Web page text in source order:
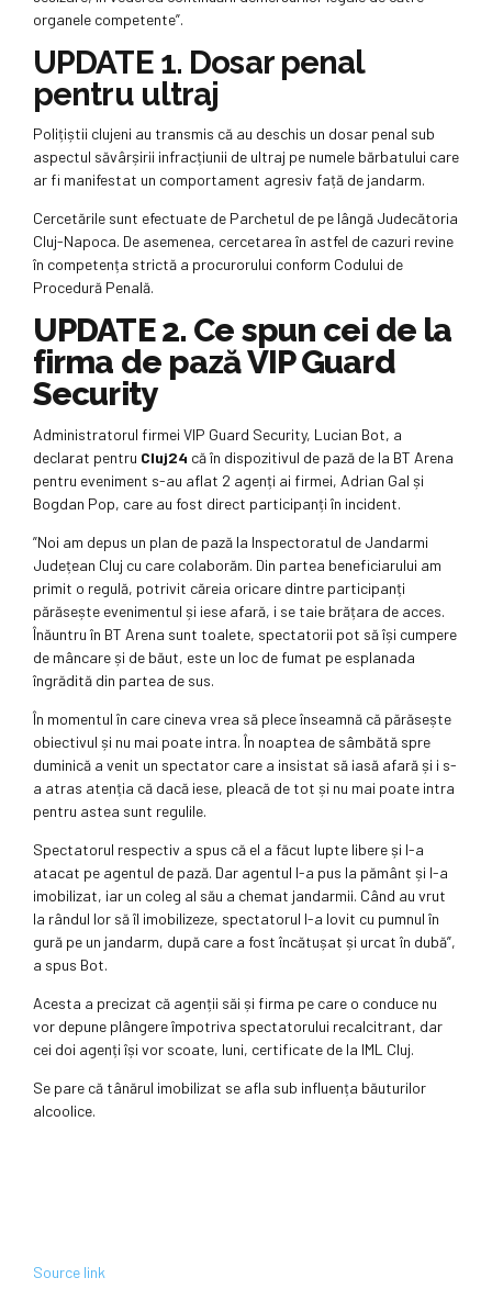
organele competente”.
UPDATE 1. Dosar penal
pentru ultraj
Polițiștii clujeni au transmis că au deschis un dosar penal sub
aspectul săvârșirii infracțiunii de ultraj pe numele bărbatului care
ar fi manifestat un comportament agresiv față de jandarm.
Cercetările sunt efectuate de Parchetul de pe lângă Judecătoria
Cluj-Napoca. De asemenea, cercetarea în astfel de cazuri revine
în competența strictă a procurorului conform Codului de
Procedură Penală.
UPDATE 2. Ce spun cei de la
firma de pază VIP Guard
Security
Administratorul firmei VIP Guard Security, Lucian Bot, a
declarat pentru Cluj24 că în dispozitivul de pază de la BT Arena
pentru eveniment s-au aflat 2 agenți ai firmei, Adrian Gal și
Bogdan Pop, care au fost direct participanți în incident.
”Noi am depus un plan de pază la Inspectoratul de Jandarmi
Județean Cluj cu care colaborăm. Din partea beneficiarului am
primit o regulă, potrivit căreia oricare dintre participanți
părăsește evenimentul și iese afară, i se taie brățara de acces.
Înăuntru în BT Arena sunt toalete, spectatorii pot să își cumpere
de mâncare și de băut, este un loc de fumat pe esplanada
îngrădită din partea de sus.
În momentul în care cineva vrea să plece înseamnă că părăsește
obiectivul și nu mai poate intra. În noaptea de sâmbătă spre
duminică a venit un spectator care a insistat să iasă afară și i s-
a atras atenția că dacă iese, pleacă de tot și nu mai poate intra
pentru astea sunt regulile.
Spectatorul respectiv a spus că el a făcut lupte libere și l-a
atacat pe agentul de pază. Dar agentul l-a pus la pământ și l-a
imobilizat, iar un coleg al său a chemat jandarmii. Când au vrut
la rândul lor să îl imobilizeze, spectatorul l-a lovit cu pumnul în
gură pe un jandarm, după care a fost încătușat și urcat în dubă”,
a spus Bot.
Acesta a precizat că agenții săi și firma pe care o conduce nu
vor depune plângere împotriva spectatorului recalcitrant, dar
cei doi agenți își vor scoate, luni, certificate de la IML Cluj.
Se pare că tânărul imobilizat se afla sub influența băuturilor
alcoolice.
Source link